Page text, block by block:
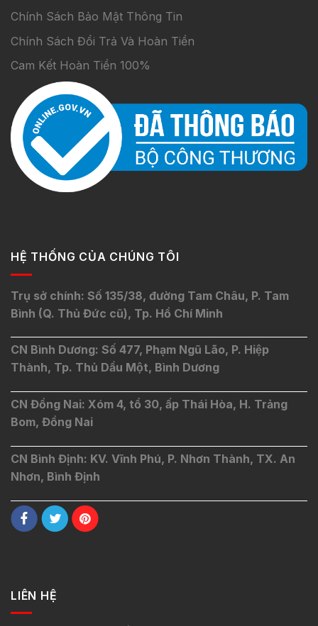
Chính Sách Bảo Mật Thông Tin
Chính Sách Đổi Trả Và Hoàn Tiền
Cam Kết Hoàn Tiền 100%
HỆ THỐNG CỦA CHÚNG TÔI
Trụ sở chính: Số 135/38, đường Tam Châu, P. Tam
Bình (Q. Thủ Đức cũ), Tp. Hồ Chí Minh
CN Bình Dương: Số 477, Phạm Ngũ Lão, P. Hiệp
Thành, Tp. Thủ Dầu Một, Bình Dương
CN Đồng Nai: Xóm 4, tổ 30, ấp Thái Hòa, H. Trảng
Bom, Đồng Nai
CN Bình Định: KV. Vĩnh Phú, P. Nhơn Thành, TX. An
Nhơn, Bình Định
LIÊN HỆ